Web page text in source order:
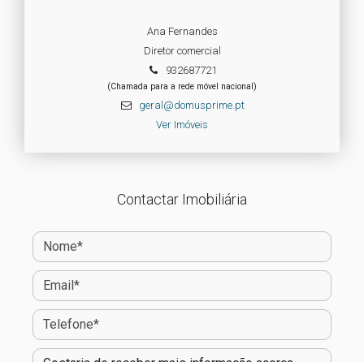
Ana Fernandes
Diretor comercial
932687721
(Chamada para a rede móvel nacional)
geral@domusprime.pt
Ver Imóveis
Contactar Imobiliária